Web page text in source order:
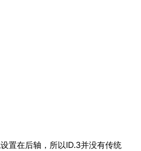
置在后轴，所以ID.3并没有传统